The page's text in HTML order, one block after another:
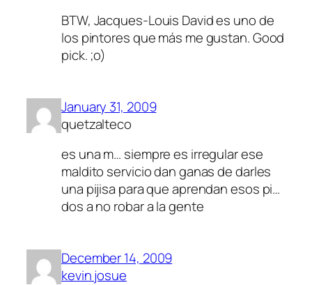
BTW, Jacques-Louis David es uno de
los pintores que más me gustan. Good
pick. ;o)
January 31, 2009
quetzalteco
es una m… siempre es irregular ese
maldito servicio dan ganas de darles
una pijisa para que aprendan esos pi…
dos a no robar a la gente
December 14, 2009
kevin josue